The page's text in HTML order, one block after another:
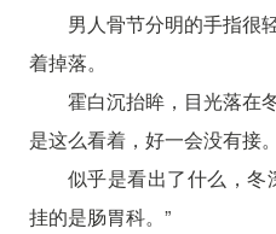
男人骨节分明的手指很
着掉落。
霍白沉抬眸，目光落在
是这么看着，好一会没有接。
似乎是看出了什么，冬
挂的是肠胃科。”